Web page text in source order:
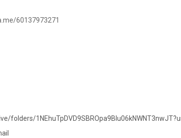
60137973271
folders/